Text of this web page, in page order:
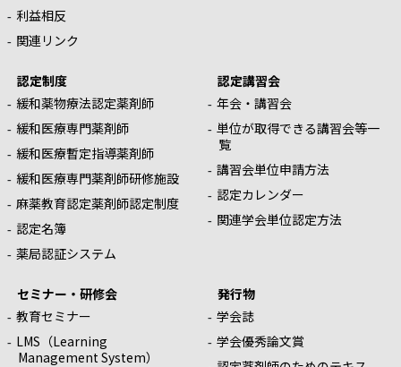
利益相反
関連リンク
認定制度
緩和薬物療法認定薬剤師
緩和医療専門薬剤師
緩和医療暫定指導薬剤師
緩和医療専門薬剤師研修施設
麻薬教育認定薬剤師認定制度
認定名簿
薬局認証システム
認定講習会
年会・講習会
単位が取得できる講習会等一
覧
講習会単位申請方法
認定カレンダー
関連学会単位認定方法
セミナー・研修会
教育セミナー
LMS（Learning
Management System）
発行物
学会誌
学会優秀論文賞